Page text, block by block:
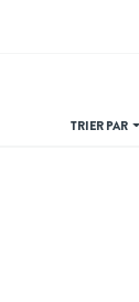
TRIER PAR